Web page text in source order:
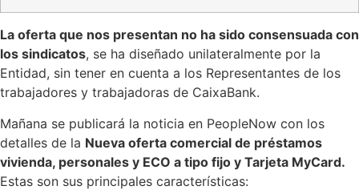
La oferta que nos presentan no ha sido consensuada con
los sindicatos, se ha diseñado unilateralmente por la
Entidad, sin tener en cuenta a los Representantes de los
trabajadores y trabajadoras de CaixaBank.
Mañana se publicará la noticia en PeopleNow con los
detalles de la Nueva oferta comercial de préstamos
vivienda, personales y ECO a tipo fijo y Tarjeta MyCard.
Estas son sus principales características: